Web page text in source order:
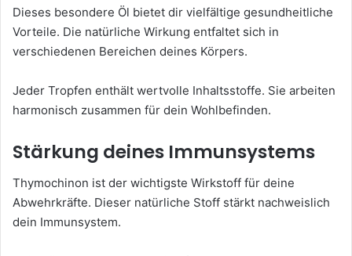
Dieses besondere Öl bietet dir vielfältige gesundheitliche
Vorteile. Die natürliche Wirkung entfaltet sich in
verschiedenen Bereichen deines Körpers.
Jeder Tropfen enthält wertvolle Inhaltsstoffe. Sie arbeiten
harmonisch zusammen für dein Wohlbefinden.
Stärkung deines Immunsystems
Thymochinon ist der wichtigste Wirkstoff für deine
Abwehrkräfte. Dieser natürliche Stoff stärkt nachweislich
dein Immunsystem.